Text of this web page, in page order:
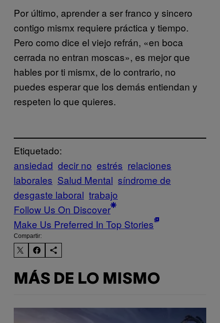
Por último, aprender a ser franco y sincero
contigo mismx requiere práctica y tiempo.
Pero como dice el viejo refrán, «en boca
cerrada no entran moscas», es mejor que
hables por ti mismx, de lo contrario, no
puedes esperar que los demás entiendan y
respeten lo que quieres.
Etiquetado:
ansiedad decir no estrés relaciones
laborales Salud Mental síndrome de
desgaste laboral trabajo
Follow Us On Discover
Make Us Preferred In Top Stories
Compartir:
MÁS DE LO MISMO